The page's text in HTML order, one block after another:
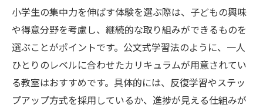
小学生の集中力を伸ばす体験を選ぶ際は、子どもの興味
や得意分野を考慮し、継続的な取り組みができるものを
選ぶことがポイントです。公文式学習法のように、一人
ひとりのレベルに合わせたカリキュラムが用意されてい
る教室はおすすめです。具体的には、反復学習やステッ
プアップ方式を採用しているか、進捗が見える仕組みが